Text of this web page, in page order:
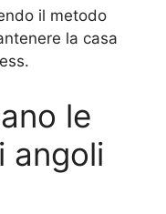
il metodo
la casa
le
angoli